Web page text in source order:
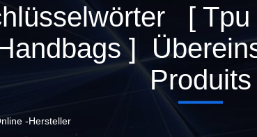
[ Tpu
]
Produits
-Hersteller